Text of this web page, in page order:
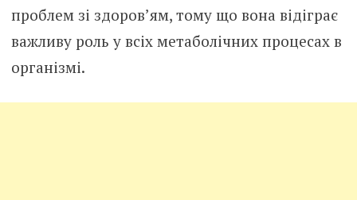
проблем зі здоров’ям, тому що вона відіграє
важливу роль у всіх метаболічних процесах в
організмі.